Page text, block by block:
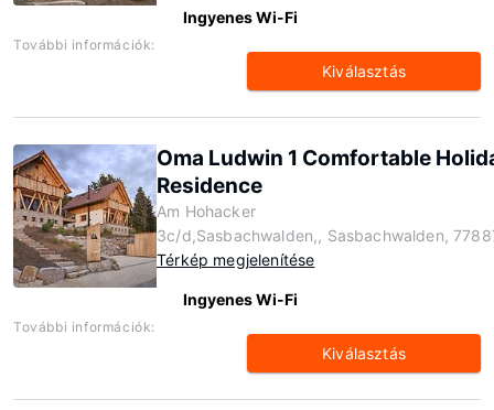
Ingyenes Wi-Fi
További információk:
Kiválasztás
Oma Ludwin 1 Comfortable
Residence
Am Hohacker
3c/d,Sasbachwalden,, Sasbachwalden,
Térkép megjelenítése
Ingyenes Wi-Fi
További információk:
Kiválasztás